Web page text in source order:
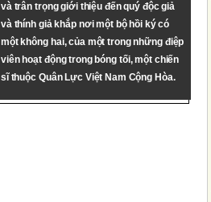
và trân trọng giới thiệu đến quý độc giả
và thính giả khắp nơi một bộ hồi ký có
một không hai, của một trong những điệp
viên hoạt động trong bóng tối, một chiến
sĩ thuộc Quân Lực Việt Nam Cộng Hòa.